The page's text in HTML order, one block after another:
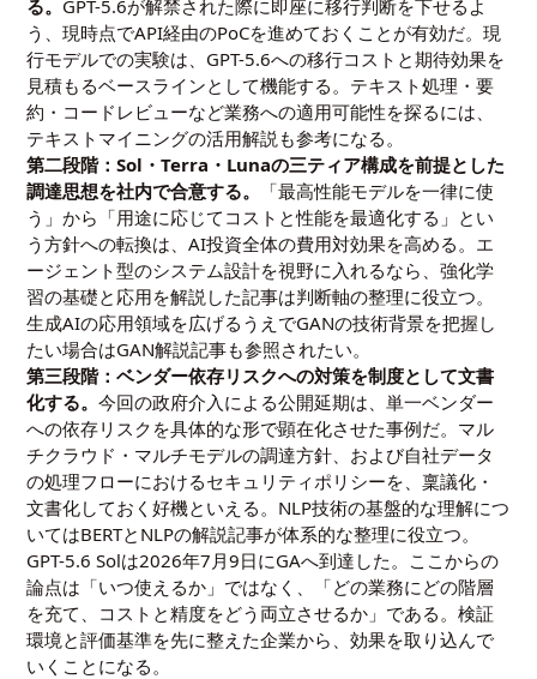
る。 GPT-5.6が解禁された際に即座に移行判断を下せるよ
う、現時点でAPI経由のPoCを進めておくことが有効だ。現
行モデルでの実験は、GPT-5.6への移行コストと期待効果を
見積もるベースラインとして機能する。テキスト処理・要
約・コードレビューなど業務への適用可能性を探るには、
テキストマイニングの活用解説 も参考になる。
第二段階：Sol・Terra・Lunaの三ティア構成を前提とした
調達思想を社内で合意する。
「最高性能モデルを一律に使
う」から「用途に応じてコストと性能を最適化する」とい
う方針への転換は、AI投資全体の費用対効果を高める。エ
ージェント型のシステム設計を視野に入れるなら、強化学
習の基礎と応用を解説した記事は判断軸の整理に役立つ。
生成AIの応用領域を広げるうえでGANの技術背景を把握し
たい場合はGAN解説記事も参照されたい。
第三段階：ベンダー依存リスクへの対策を制度として文書
化する。今回の政府介入による公開延期は、単一ベンダー
への依存リスクを具体的な形で顕在化させた事例だ。マル
チクラウド・マルチモデルの調達方針、および自社データ
の処理フローにおけるセキュリティポリシーを、稟議化・
文書化しておく好機といえる。NLP技術の基盤的な理解につ
いてはBERTとNLPの解説記事が体系的な整理に役立つ。
GPT-5.6 Solは2026年7月9日にGAへ到達した。ここからの
論点は「いつ使えるか」ではなく、「どの業務にどの階層
を充て、コストと精度をどう両立させるか」である。検証
環境と評価基準を先に整えた企業から、効果を取り込んで
いくことになる。